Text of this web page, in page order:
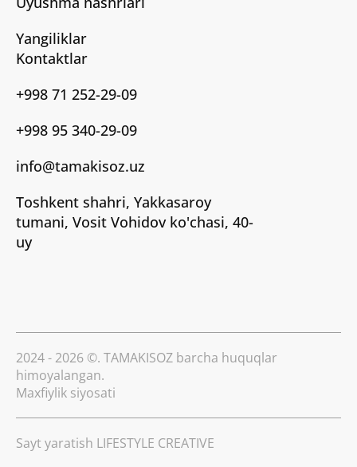
Yangiliklar
Kontaktlar
+998 71 252-29-09
+998 95 340-29-09
info@tamakisoz.uz
Toshkent shahri, Yakkasaroy
tumani, Vosit Vohidov ko'chasi, 40-
uy
2024 - 2026 ©. TAMAKISOZ barcha huquqlar
himoyalangan.
Maxfiylik siyosati
Sayt yaratish LIFESTYLE CREATIVE